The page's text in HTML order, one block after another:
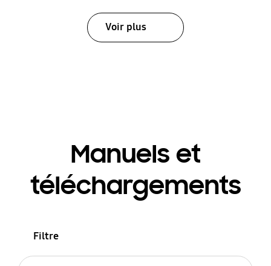
Voir plus
Manuels et
téléchargements
Filtre